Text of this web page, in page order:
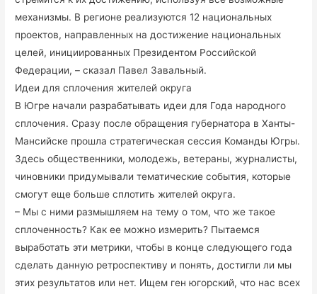
механизмы. В регионе реализуются 12 национальных
проектов, направленных на достижение национальных
целей, инициированных Президентом Российской
Федерации, – сказал Павел Завальный.
Идеи для сплочения жителей округа
В Югре начали разрабатывать идеи для Года народного
сплочения. Сразу после обращения губернатора в Ханты-
Мансийске прошла стратегическая сессия Команды Югры.
Здесь общественники, молодежь, ветераны, журналисты,
чиновники придумывали тематические события, которые
смогут еще больше сплотить жителей округа.
– Мы с ними размышляем на тему о том, что же такое
сплоченность? Как ее можно измерить? Пытаемся
выработать эти метрики, чтобы в конце следующего года
сделать данную ретроспективу и понять, достигли ли мы
этих результатов или нет. Ищем ген югорский, что нас всех